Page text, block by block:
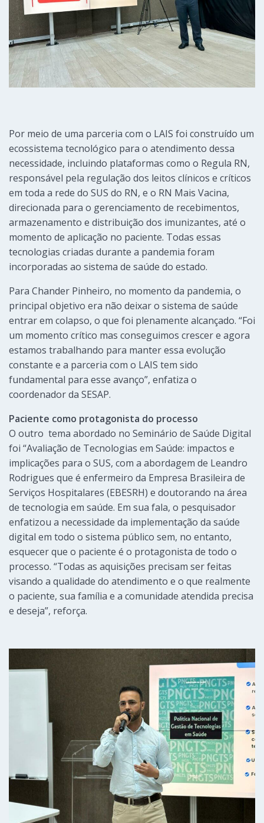
Por meio de uma parceria com o LAIS foi construído um
ecossistema tecnológico para o atendimento dessa
necessidade, incluindo plataformas como o Regula RN,
responsável pela regulação dos leitos clínicos e críticos
em toda a rede do SUS do RN, e o RN Mais Vacina,
direcionada para o gerenciamento de recebimentos,
armazenamento e distribuição dos imunizantes, até o
momento de aplicação no paciente. Todas essas
tecnologias criadas durante a pandemia foram
incorporadas ao sistema de saúde do estado.
Para Chander Pinheiro, no momento da pandemia, o
principal objetivo era não deixar o sistema de saúde
entrar em colapso, o que foi plenamente alcançado. “Foi
um momento crítico mas conseguimos crescer e agora
estamos trabalhando para manter essa evolução
constante e a parceria com o LAIS tem sido
fundamental para esse avanço”, enfatiza o
coordenador da SESAP.
Paciente como protagonista do processo
O outro tema abordado no Seminário de Saúde Digital
foi “Avaliação de Tecnologias em Saúde: impactos e
implicações para o SUS, com a abordagem de Leandro
Rodrigues que é enfermeiro da Empresa Brasileira de
Serviços Hospitalares (EBESRH) e doutorando na área
de tecnologia em saúde. Em sua fala, o pesquisador
enfatizou a necessidade da implementação da saúde
digital em todo o sistema público sem, no entanto,
esquecer que o paciente é o protagonista de todo o
processo. “Todas as aquisições precisam ser feitas
visando a qualidade do atendimento e o que realmente
o paciente, sua família e a comunidade atendida precisa
e deseja”, reforça.